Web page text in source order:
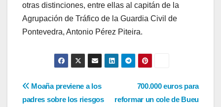
otras distinciones, entre ellas al capitán de la
Agrupación de Tráfico de la Guardia Civil de
Pontevedra, Antonio Pérez Piteira.
Navegación
700.000 euros para
reformar un cole de Bueu
Moaña previene a los
padres sobre los riesgos